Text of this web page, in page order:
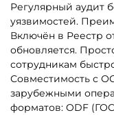
Регулярный аудит
уязвимостей.
Включён в Реестр
обновляется.
сотрудникам
Совместимость с
зарубежными
форматов: ODF